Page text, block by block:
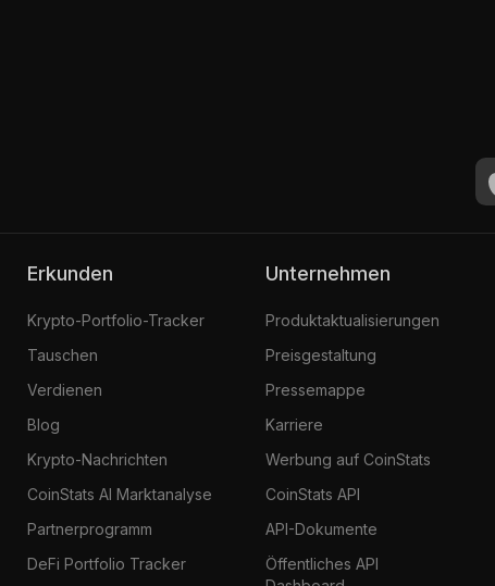
Erkunden
Krypto-Portfolio-Tracker
Tauschen
Verdienen
Blog
Krypto-Nachrichten
CoinStats AI Marktanalyse
Partnerprogramm
DeFi Portfolio Tracker
Unternehmen
Produktaktualisierungen
Preisgestaltung
Pressemappe
Karriere
Werbung auf CoinStats
CoinStats API
API-Dokumente
Öffentliches API